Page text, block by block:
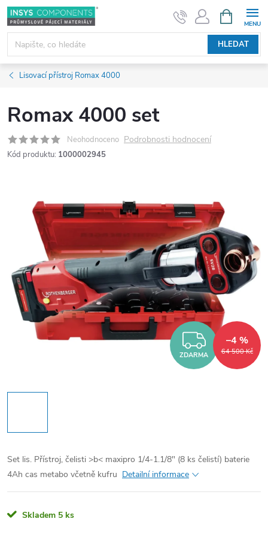
Přejít
na
obsah
HLEDAT
NÁKUPNÍ
KOŠÍK
Lisovací přístroj Romax 4000
Romax 4000 set
Neohodnoceno Podrobnosti hodnocení
Kód produktu: 1000002945
ZDARMA 64 500 Kč
–4 %
Set lis. Přístroj, čelisti >b< maxipro 1/4-1.1/8" (8 ks čelistí) baterie
4Ah cas metabo včetně kufru Detailní informace
Skladem 5 ks